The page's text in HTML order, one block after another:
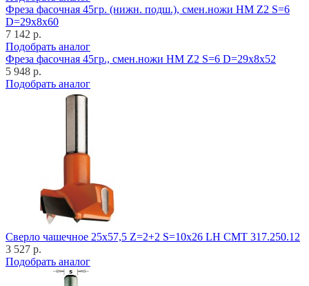
Фреза фасочная 45гр. (нижн. подш.), смен.ножи HM Z2 S=6
D=29x8x60
7 142 р.
Подобрать аналог
Фреза фасочная 45гр., смен.ножи HM Z2 S=6 D=29x8x52
5 948 р.
Подобрать аналог
Cверло чашечное 25x57,5 Z=2+2 S=10x26 LH CMT 317.250.12
3 527 р.
Подобрать аналог